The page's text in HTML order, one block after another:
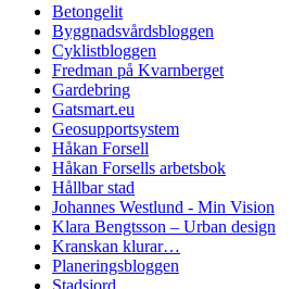
Betongelit
Byggnadsvårdsbloggen
Cyklistbloggen
Fredman på Kvarnberget
Gardebring
Gatsmart.eu
Geosupportsystem
Håkan Forsell
Håkan Forsells arbetsbok
Hållbar stad
Johannes Westlund - Min Vision
Klara Bengtsson – Urban design
Kranskan klurar…
Planeringsbloggen
Stadsjord